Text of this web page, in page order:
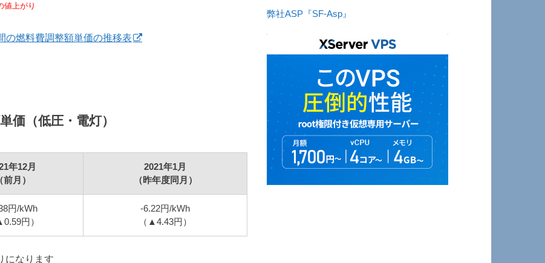
値上がり
の燃料費調整額単価の推移表
価（低圧・電灯）
年12月
（前月）
2021年1月
（昨年度同月）
円/kWh
円）
-6.22円/kWh
（▲4.43円）
になります
弊社ASP『SF-Asp』